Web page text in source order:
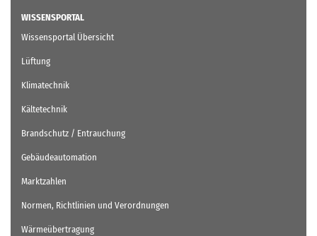
WISSENSPORTAL
Wissensportal Übersicht
Lüftung
Klimatechnik
Kältetechnik
Brandschutz / Entrauchung
Gebäudeautomation
Marktzahlen
Normen, Richtlinien und Verordnungen
Wärmeübertragung